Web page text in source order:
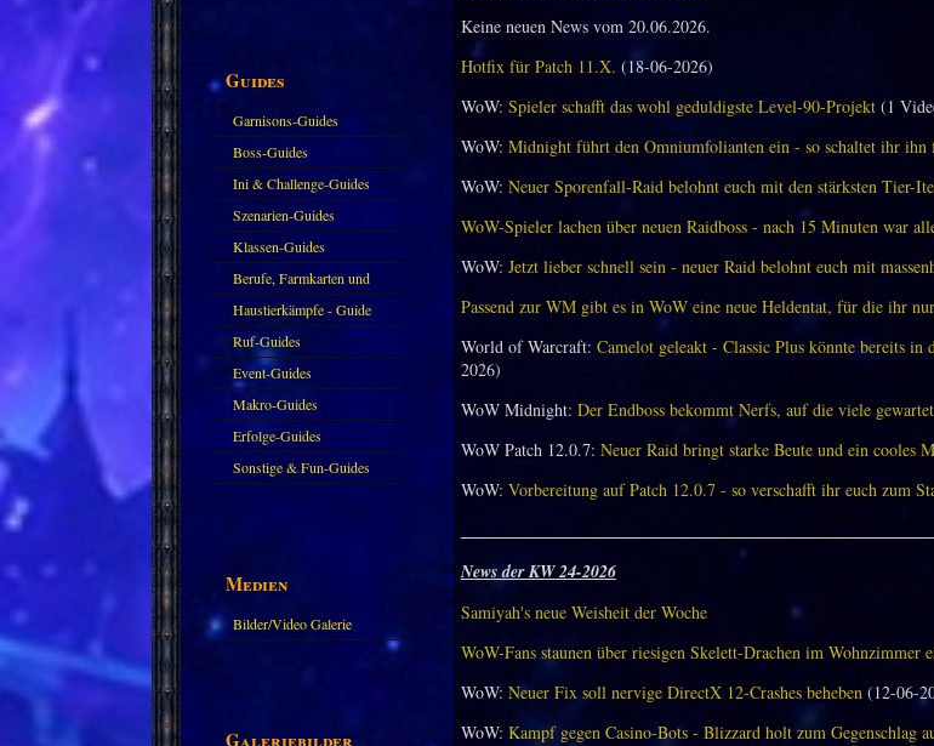
Guides
Garnisons-Guides
Boss-Guides
Ini & Challenge-Guides
Szenarien-Guides
Klassen-Guides
Berufe, Farmkarten und
Haustiere
Haustierkämpfe - Guide
Ruf-Guides
Event-Guides
Makro-Guides
Erfolge-Guides
Sonstige & Fun-Guides
Medien
Bilder/Video Galerie
Galeriebilder
Keine neuen News vom 20.06.2026.
Hotfix für Patch 11.X. (18-06-2026)
WoW: Spieler schafft das wohl geduldigste Level-90-Projekt(1
WoW: Midnight führt den Omniumfolianten ein - so schaltet ihr ihn
WoW: Neuer Sporenfall-Raid belohnt euch mit den stärksten Tier-
WoW-Spieler lachen über neuen Raidboss - nach 15 Minuten war
WoW: Jetzt lieber schnell sein - neuer Raid belohnt euch mit
Passend zur WM gibt es in WoW eine neue Heldentat, für die ihr
World of Warcraft: Camelot geleakt - Classic Plus könnte bereits in
2026)
WoW Midnight: Der Endboss bekommt Nerfs, auf die viele
WoW Patch 12.0.7: Neuer Raid bringt starke Beute und ein cooles
WoW: Vorbereitung auf Patch 12.0.7 - so verschafft ihr euch zum
News der KW 24-2026
Samiyah's neue Weisheit der Woche
WoW-Fans staunen über riesigen Skelett-Drachen im Wohnzimmer
WoW: Neuer Fix soll nervige DirectX 12-Crashes beheben(12-06-
WoW: Kampf gegen Casino-Bots - Blizzard holt zum Gegenschlag